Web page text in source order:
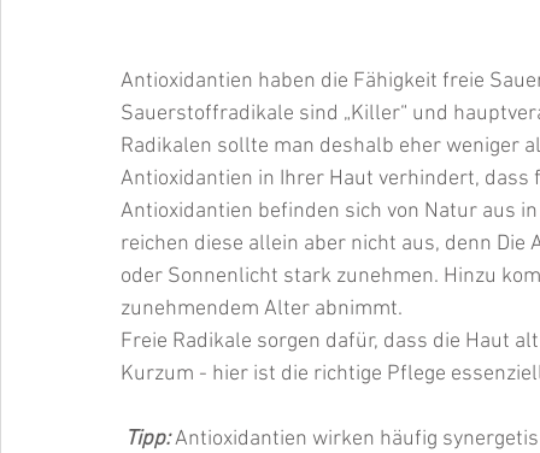
Antioxidantien haben die Fähigkeit freie
Sauerstoffradikale sind „Killer“ und
Radikalen sollte man deshalb eher weniger
Antioxidantien in Ihrer Haut verhindert, dass
Antioxidantien befinden sich von Natur aus
reichen diese allein aber nicht aus, denn
oder Sonnenlicht stark zunehmen. Hinzu
zunehmendem Alter abnimmt.
Freie Radikale sorgen dafür, dass die Haut
Kurzum - hier ist die richtige Pflege
Tipp: Antioxidantien wirken häufig